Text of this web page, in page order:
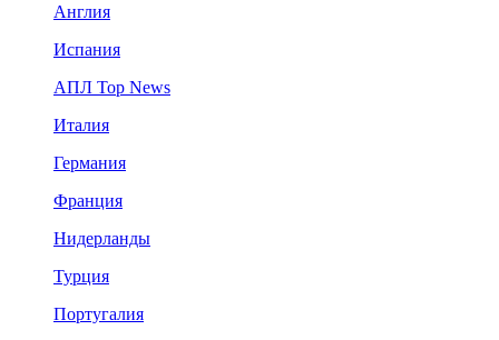
Англия
Испания
АПЛ Top News
Италия
Германия
Франция
Нидерланды
Турция
Португалия